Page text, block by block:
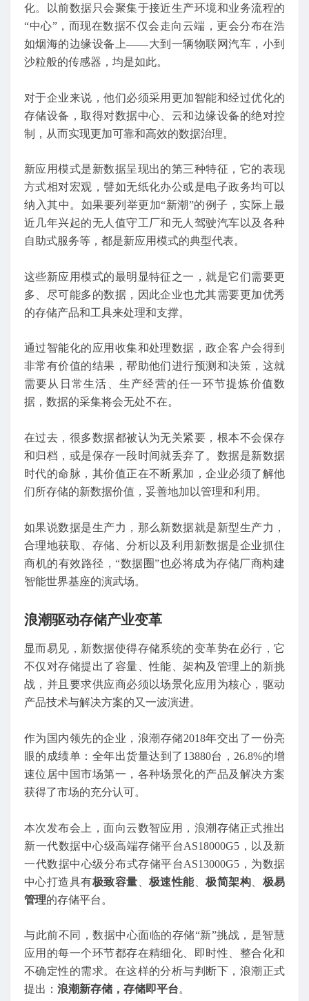
化。以前数据只会聚集于接近生产环境和业务流程的
“中心”，而现在数据不仅会走向云端，更会分布在浩
如烟海的边缘设备上——大到一辆物联网汽车，小到
沙粒般的传感器，均是如此。
对于企业来说，他们必须采用更加智能和经过优化的
存储设备，取得对数据中心、云和边缘设备的绝对控
制，从而实现更加可靠和高效的数据治理。
新应用模式是新数据呈现出的第三种特征，它的表现
方式相对宏观，譬如无纸化办公或是电子政务均可以
纳入其中。如果要列举更加“新潮”的例子，实际上最
近几年兴起的无人值守工厂和无人驾驶汽车以及各种
自助式服务等，都是新应用模式的典型代表。
这些新应用模式的最明显特征之一，就是它们需要更
多、尽可能多的数据，因此企业也尤其需要更加优秀
的存储产品和工具来处理和支撑。
通过智能化的应用收集和处理数据，政企客户会得到
非常有价值的结果，帮助他们进行预测和决策，这就
需要从日常生活、生产经营的任一环节提炼价值数
据，数据的采集将会无处不在。
在过去，很多数据都被认为无关紧要，根本不会保存
和归档，或是保存一段时间就丢弃了。数据是新数据
时代的命脉，其价值正在不断累加，企业必须了解他
们所存储的新数据价值，妥善地加以管理和利用。
如果说数据是生产力，那么新数据就是新型生产力，
合理地获取、存储、分析以及利用新数据是企业抓住
商机的有效路径，“数据圈”也必将成为存储厂商构建
智能世界基座的演武场。
浪潮驱动存储产业变革
显而易见，新数据使得存储系统的变革势在必行，它
不仅对存储提出了容量、性能、架构及管理上的新挑
战，并且要求供应商必须以场景化应用为核心，驱动
产品技术与解决方案的又一波演进。
作为国内领先的企业，浪潮存储2018年交出了一份亮
眼的成绩单：全年出货量达到了13880台，26.8%的增
速位居中国市场第一，各种场景化的产品及解决方案
获得了市场的充分认可。
本次发布会上，面向云数智应用，浪潮存储正式推出
新一代数据中心级高端存储平台AS18000G5，以及新
一代数据中心级分布式存储平台AS13000G5，为数据
中心打造具有极致容量 、极速性能、极简架构
极易
管理的存储平台。
与此前不同，数据中心面临的存储“新”挑战，是智慧
应用的每一个环节都存在精细化、即时性、整合化和
不确定性的需求。在这样的分析与判断下，浪潮正式
提出： 浪潮新存储，存储即平台。